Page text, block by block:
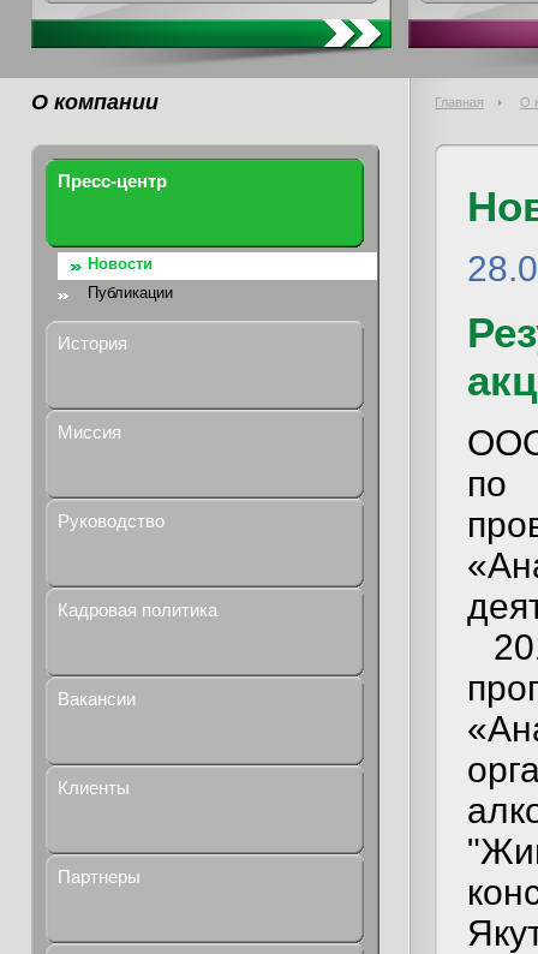
О компании Главная О
Пресс-центр
Новости
Публикации
История
Миссия
Руководство
Кадровая политика
Вакансии
Клиенты
Партнеры
по